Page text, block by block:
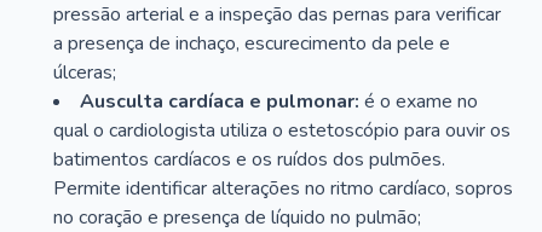
pressão arterial e a inspeção das pernas para verificar
a presença de inchaço, escurecimento da pele e
úlceras;
Ausculta cardíaca e pulmonar: é o exame no
qual o cardiologista utiliza o estetoscópio para ouvir os
batimentos cardíacos e os ruídos dos pulmões.
Permite identificar alterações no ritmo cardíaco, sopros
no coração e presença de líquido no pulmão;